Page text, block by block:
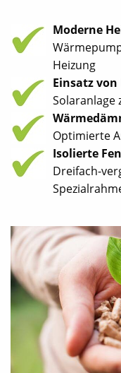
Moderne
Heizung
Einsatz
Solaranlage
Optimierte
Isolierte
Dreifach-